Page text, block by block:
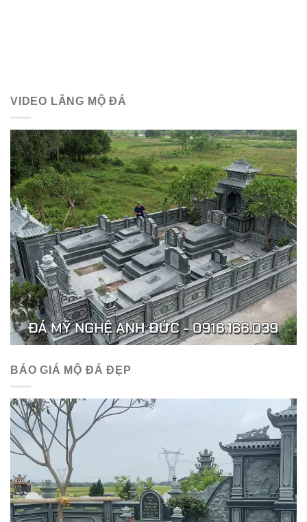
VIDEO LĂNG MỘ ĐÁ
BÁO GIÁ MỘ ĐÁ ĐẸP